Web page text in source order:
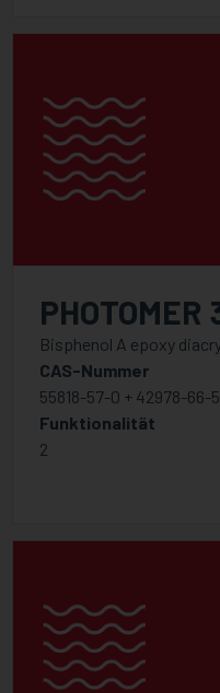
PHOTOMER
Bisphenol A epoxy
CAS-Nummer
55818-57-0 + 42978-66-5
Funktionalität
2